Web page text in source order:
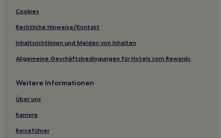
Cookies
Rechtliche Hinweise/Kontakt
Inhaltsrichtlinien und Melden von Inhalten
Allgemeine Geschäftsbedingungen für Hotels.com Rewards
Weitere Informationen
Über uns
Karriere
Reiseführer